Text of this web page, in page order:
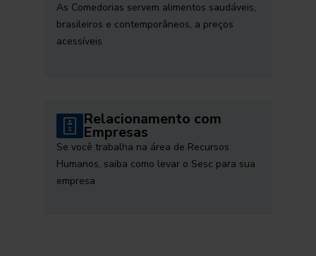
As Comedorias servem alimentos saudáveis,
brasileiros e contemporâneos, a preços
acessíveis
Relacionamento com
Empresas
Se você trabalha na área de Recursos
Humanos, saiba como levar o Sesc para sua
empresa